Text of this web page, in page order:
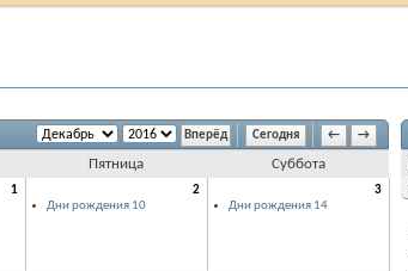
Сегодня ← →
Пятница Суббота
1
2
Дни рождения 10
3
Дни рождения 14